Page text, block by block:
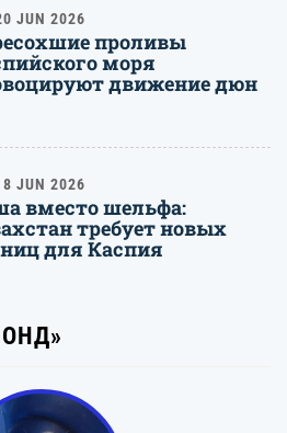
JUN 2026
проливы
моря
движение дюн
JUN 2026
вместо шельфа:
требует новых
для Каспия